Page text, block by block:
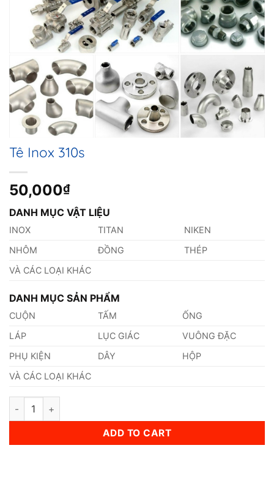
Tê Inox 310s
50,000₫
DANH MỤC VẬT LIỆU
INOX TITAN
NIKEN
NHÔM
ĐỒNG
THÉP
VÀ CÁC LOẠI KHÁC
DANH MỤC SẢN PHẨM
CUỘN TẤM
ỐNG
LÁP
LỤC GIÁC
VUÔNG ĐẶC
PHỤ KIỆN
DÂY
HỘP
VÀ CÁC LOẠI KHÁC
Tê Inox 310s quantity
ADD TO CART